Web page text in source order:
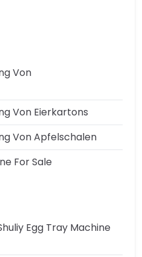
Von
Von Eierkartons
Von Apfelschalen
For Sale
Egg Tray Machine